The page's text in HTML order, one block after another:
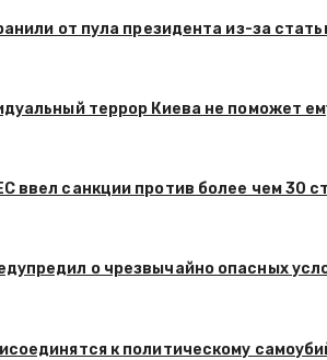
от пула президента из-за
террор Киева не поможет
ввел санкции против более чем 30
о чрезвычайно опасных
к политическому